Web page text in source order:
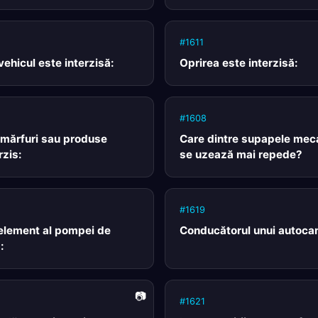
este interzisă:
#1611
Oprirea este interzisă:
sau produse
#1608
Care dintre supapele
se uzează mai repede?
al pompei de
#1619
Conducătorul unui
#1621